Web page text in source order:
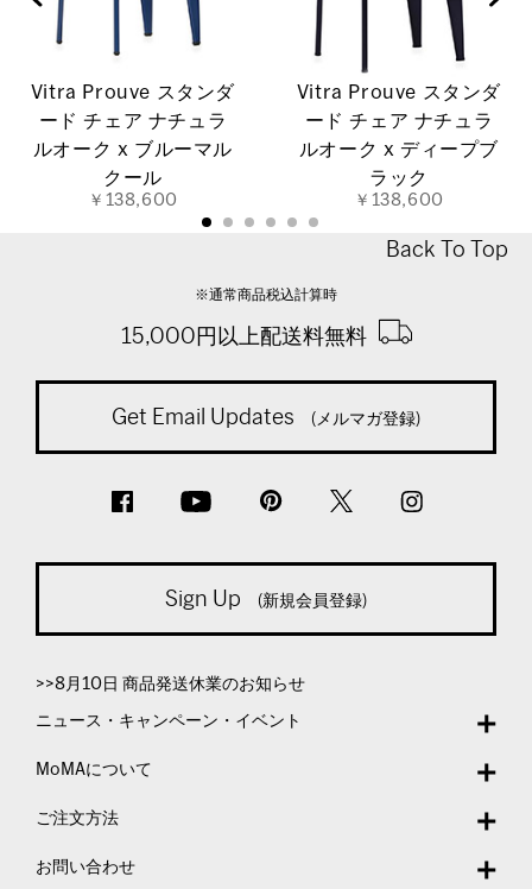
Vitra Prouve スタンダ
ード チェア ナチュラ
ルオーク x ブルーマル
クール
￥138,600
Vitra Prouve スタンダ
ード チェア ナチュラ
ルオーク x ディープブ
ラック
￥138,600
Back To Top
※通常商品税込計算時
15,000円以上配送料無料
Get Email Updates (メルマガ登録)
Sign Up (新規会員登録)
>>8月10日 商品発送休業のお知らせ
ニュース・キャンペーン・イベント
MoMAについて
ご注文方法
お問い合わせ